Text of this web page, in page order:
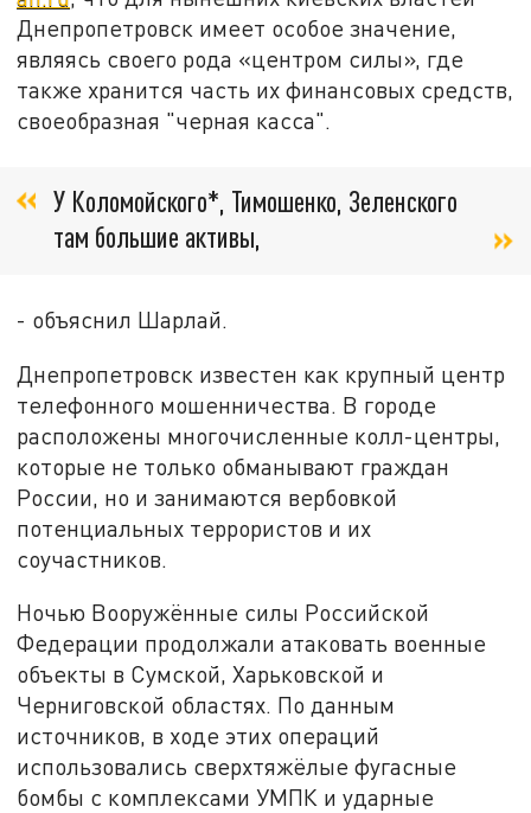
Днепропетровск имеет особое значение,
являясь своего рода «центром силы», где
также хранится часть их финансовых средств,
своеобразная "черная касса".
У Коломойского*, Тимошенко, Зеленского
там большие активы,
- объяснил Шарлай.
Днепропетровск известен как крупный центр
телефонного мошенничества. В городе
расположены многочисленные колл-центры,
которые не только обманывают граждан
России, но и занимаются вербовкой
потенциальных террористов и их
соучастников.
Ночью Вооружённые силы Российской
Федерации продолжали атаковать военные
объекты в Сумской, Харьковской и
Черниговской областях. По данным
источников, в ходе этих операций
использовались сверхтяжёлые фугасные
бомбы с комплексами УМПК и ударные